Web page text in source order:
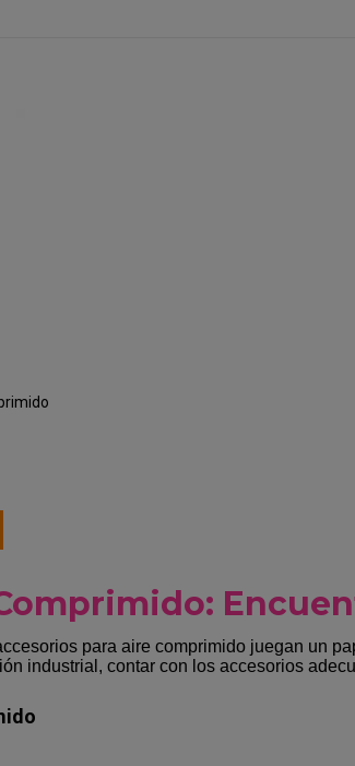
para aire comprimido juegan un
industrial, contar con los accesorios